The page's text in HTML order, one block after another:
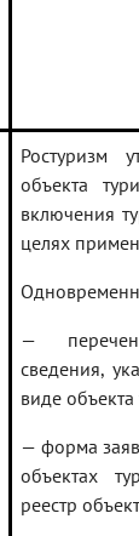
Ростуризм
объекта
включения
целях
—
сведения,
виде
— форма
объектах
реестр